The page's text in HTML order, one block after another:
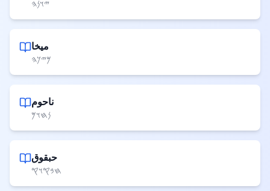
𐤉𐤅𐤍𐤄
ميخا
𐤌𐤉𐤊𐤄
ناحوم
𐤍𐤇𐤅𐤌
حبقوق
𐤇𐤁𐤒𐤅𐤒